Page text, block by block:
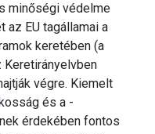
minőségi védelme
az EU tagállamai a
keretében (a
Keretirányelvben
végre. Kiemelt
és a -
érdekében fontos